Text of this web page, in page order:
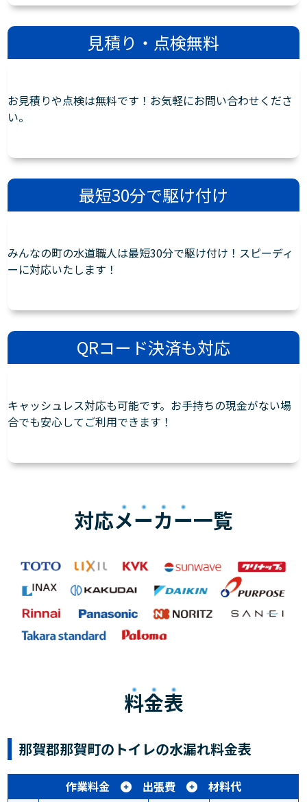
見積り・点検無料
お見積りや点検は無料です！お気軽にお問い合わせくださ
い。
最短30分で駆け付け
みんなの町の水道職人は最短30分で駆け付け！スピーディ
ーに対応いたします！
QRコード決済も対応
キャッシュレス対応も可能です。お手持ちの現金がない場
合でも安心してご利用できます！
対応メーカー一覧
料金表
那賀郡那賀町のトイレの水漏れ料金表
作業料金 出張費
材料代